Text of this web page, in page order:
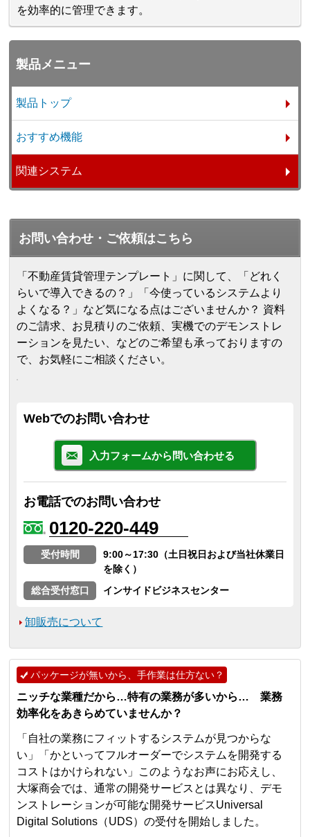
を効率的に管理できます。
製品メニュー
製品トップ
おすすめ機能
関連システム
お問い合わせ・ご依頼はこちら
「不動産賃貸管理テンプレート」に関して、「どれく
らいで導入できるの？」「今使っているシステムより
よくなる？」など気になる点はございませんか？ 資料
のご請求、お見積りのご依頼、実機でのデモンストレ
ーションを見たい、などのご希望も承っておりますの
で、お気軽にご相談ください。
Webでのお問い合わせ
入力フォームから問い合わせる
お電話でのお問い合わせ
0120-220-449
受付時間
9:00～17:30（土日祝日および当社休業日
を除く）
総合受付窓口
インサイドビジネスセンター
卸販売について
パッケージが無いから、手作業は仕方ない？
ニッチな業種だから…特有の業務が多いから… 業務
効率化をあきらめていませんか？
「自社の業務にフィットするシステムが見つからな
い」「かといってフルオーダーでシステムを開発する
コストはかけられない」このようなお声にお応えし、
大塚商会では、通常の開発サービスとは異なり、デモ
ンストレーションが可能な開発サービスUniversal
Digital Solutions（UDS）の受付を開始しました。